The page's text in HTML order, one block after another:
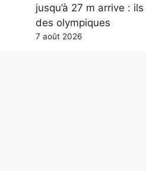
jusqu’à 27 m arrive :
des olympiques
7 août 2026